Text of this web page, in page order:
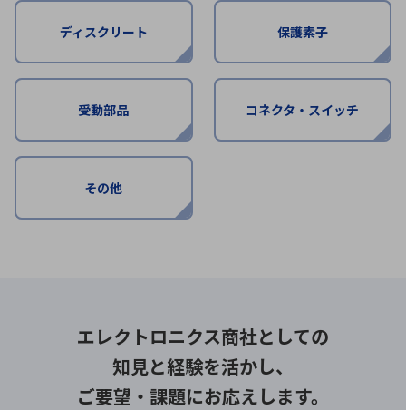
環境構築・開発システム
半導体・電子部品小ロット
ディスクリート 保護素子
受動部品 コネクタ・スイッチ
その他
エレクトロニクス商社としての
知見と経験を活かし、
ご要望・課題にお応えします。